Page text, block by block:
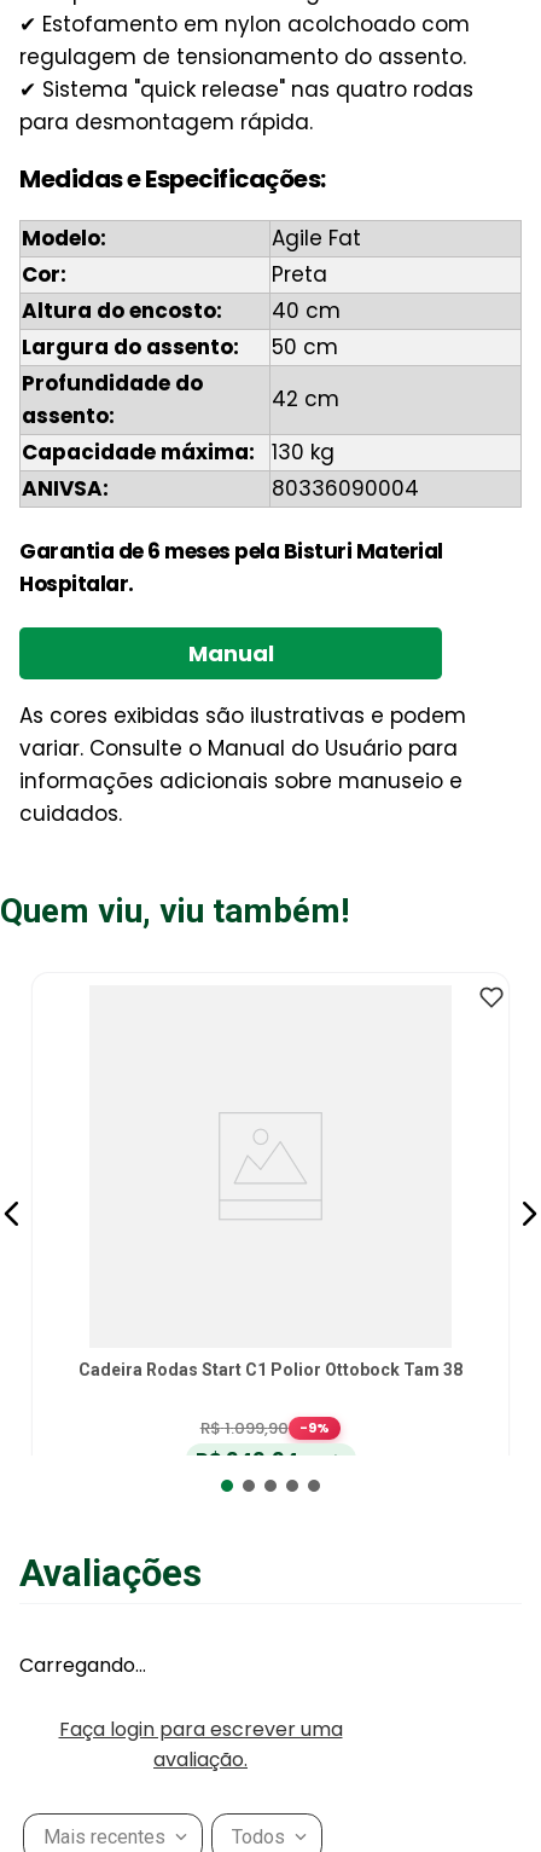
✔ Estofamento em nylon acolchoado com
regulagem de tensionamento do assento.
✔ Sistema "quick release" nas quatro rodas
para desmontagem rápida.
Medidas e Especificações:
Modelo:
Agile Fat
Cor:
Preta
Altura do encosto:
40 cm
Largura do assento:
50 cm
Profundidade do
assento:
42 cm
Capacidade máxima:
130 kg
ANIVSA:
80336090004
Garantia de 6 meses pela Bisturi Material
Hospitalar.
Manual
As cores exibidas são ilustrativas e podem
variar. Consulte o Manual do Usuário para
informações adicionais sobre manuseio e
cuidados.
Quem viu, viu também!
Cadeira Rodas Start C1 Polior Ottobock Tam 38
R$1.099,90 -9%
R$949,94no Pix
R$999 94 em até
Adicionar ao Carrinho
Avaliações
Carregando…
Faça login para escrever uma
avaliação.
Mais recentes Todos